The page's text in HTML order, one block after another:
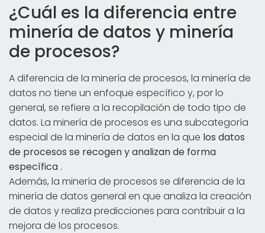
¿Cuál es la diferencia entre
minería de datos y minería
de procesos?
A diferencia de la minería de procesos, la minería de
datos no tiene un enfoque específico y, por lo
general, se refiere a la recopilación de todo tipo de
datos. La minería de procesos es una subcategoría
especial de la minería de datos en la que los datos
de procesos se recogen y analizan de forma
específica .
Además, la minería de procesos se diferencia de la
minería de datos general en que analiza la creación
de datos y realiza predicciones para contribuir a la
mejora de los procesos.